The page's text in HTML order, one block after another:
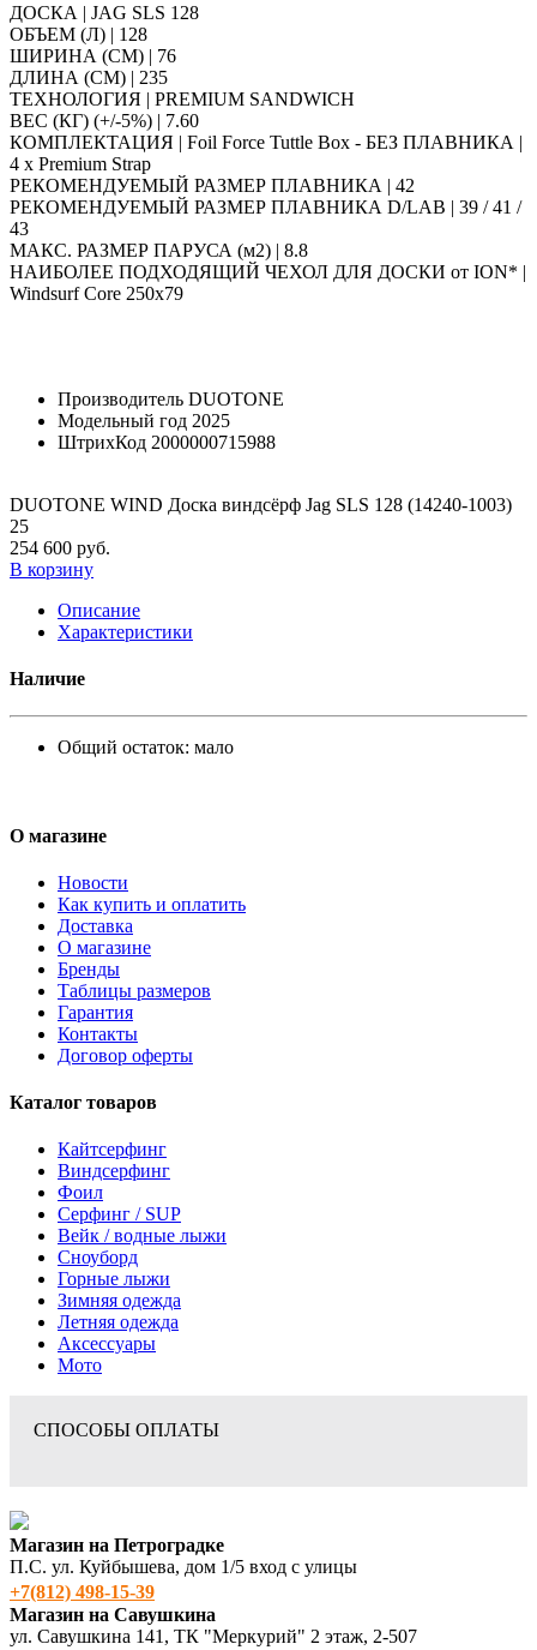
ДОСКА | JAG SLS 128
ОБЪЕМ (Л) | 128
ШИРИНА (СМ) | 76
ДЛИНА (СМ) | 235
ТЕХНОЛОГИЯ | PREMIUM SANDWICH
ВЕС (КГ) (+/-5%) | 7.60
КОМПЛЕКТАЦИЯ | Foil Force Tuttle Box - БЕЗ ПЛАВНИКА |
4 x Premium Strap
РЕКОМЕНДУЕМЫЙ РАЗМЕР ПЛАВНИКА | 42
РЕКОМЕНДУЕМЫЙ РАЗМЕР ПЛАВНИКА D/LAB | 39 / 41 /
43
МАКС. РАЗМЕР ПАРУСА (м2) | 8.8
НАИБОЛЕЕ ПОДХОДЯЩИЙ ЧЕХОЛ ДЛЯ ДОСКИ от ION* |
Windsurf Core 250x79
Производитель DUOTONE
Модельный год 2025
ШтрихКод 2000000715988
DUOTONE WIND Доска виндсёрф Jag SLS 128 (14240-1003)
25
254 600 руб.
В корзину
Описание
Характеристики
Наличие
Общий остаток: мало
О магазине
Новости
Как купить и оплатить
Доставка
О магазине
Бренды
Таблицы размеров
Гарантия
Контакты
Договор оферты
Каталог товаров
Кайтсерфинг
Виндсерфинг
Фоил
Серфинг / SUP
Вейк / водные лыжи
Сноуборд
Горные лыжи
Зимняя одежда
Летняя одежда
Аксессуары
Мото
СПОСОБЫ ОПЛАТЫ
Магазин на Петроградке
П.С. ул. Куйбышева, дом 1/5 вход с улицы
+7(812) 498‑15-39
Магазин на Савушкина
ул. Савушкина 141, ТК "Меркурий" 2 этаж, 2-507